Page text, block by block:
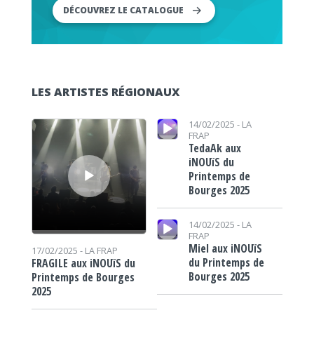
DÉCOUVREZ LE CATALOGUE
LES ARTISTES RÉGIONAUX
Lecteur audio
17/02/2025 - LA FRAP
FRAGILE aux iNOUïS du
Printemps de Bourges
2025
Lecteur audio 14/02/2025 - LA
FRAP
TedaAk aux
iNOUïS du
Printemps de
Bourges 2025
Lecteur audio
14/02/2025 - LA
FRAP
Miel aux iNOUïS
du Printemps de
Bourges 2025